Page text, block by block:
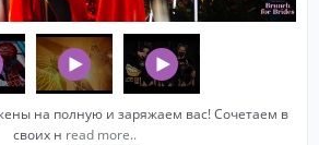
на полную и заряжаем вас! Сочетаем в
своих н read more..